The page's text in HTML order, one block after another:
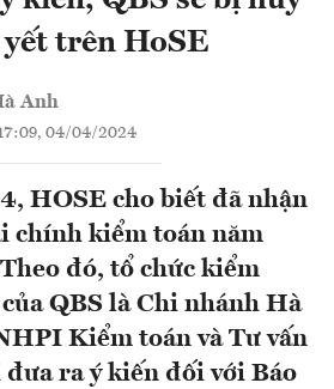
trên HoSE
Anh
04/04/2024
HOSE cho biết đã nhận
chính kiểm toán năm
đó, tổ chức kiểm
QBS là Chi nhánh Hà
Kiểm toán và Tư vấn
ra ý kiến đối với Báo